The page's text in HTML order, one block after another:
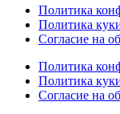
Политика
Политика
Согласие на
Политика
Политика
Согласие на